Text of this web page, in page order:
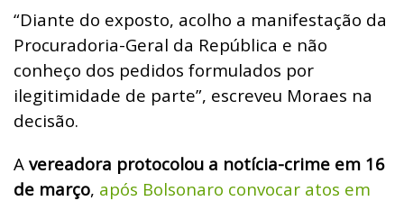
“Diante do exposto, acolho a manifestação da
Procuradoria-Geral da República e não
conheço dos pedidos formulados por
ilegitimidade de parte”, escreveu Moraes na
decisão.
A vereadora protocolou a notícia-crime em 16
de março, após Bolsonaro convocar atos em